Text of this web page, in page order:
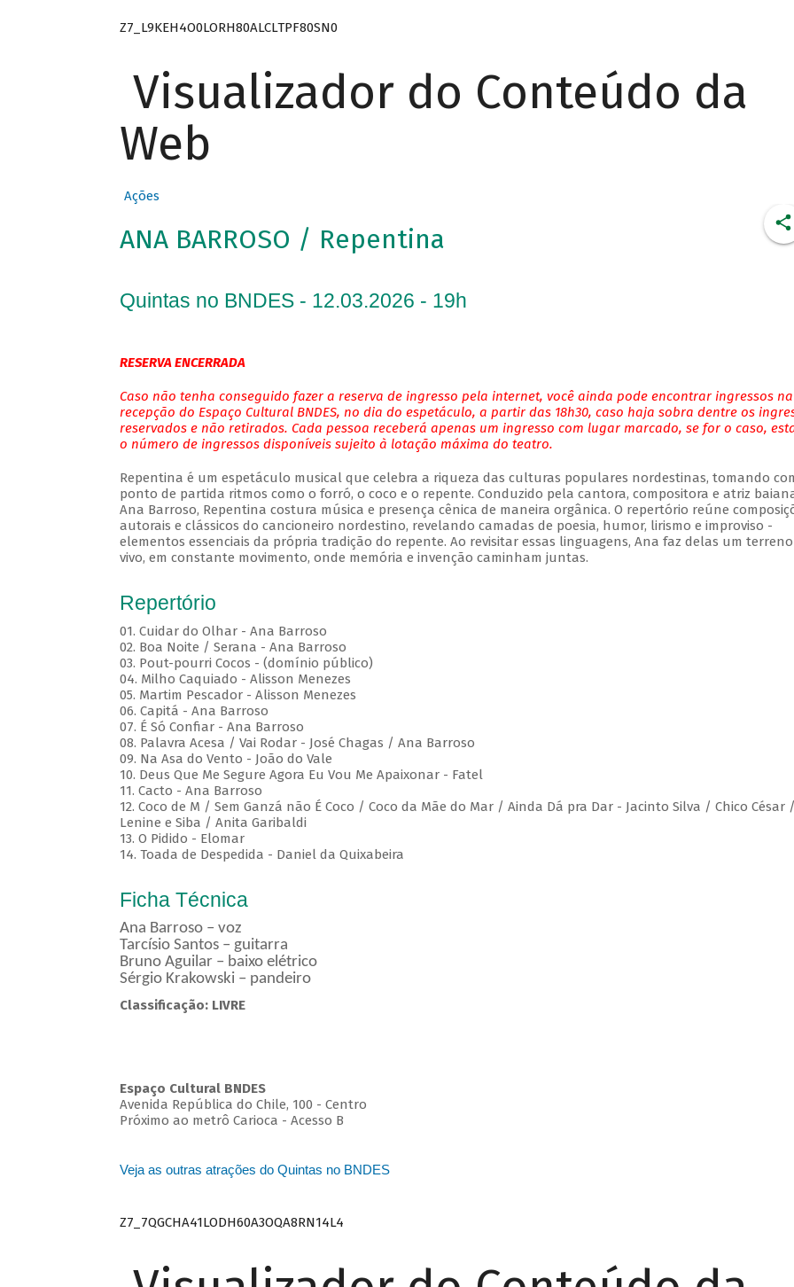
Z7_L9KEH4O0LORH80ALCLTPF80SN0
Visualizador do Conteúdo da
Web
Ações
ANA BARROSO / Repentina
Quintas no BNDES - 12.03.2026 - 19h
RESERVA ENCERRADA
Caso não tenha conseguido fazer a reserva de ingresso pela internet, você ainda pode encontrar ingressos na
recepção do Espaço Cultural BNDES, no dia do espetáculo, a partir das 18h30, caso haja sobra dentre os
reservados e não retirados. Cada pessoa receberá apenas um ingresso com lugar marcado, se for o caso,
o número de ingressos disponíveis sujeito à lotação máxima do teatro.
Repentina é um espetáculo musical que celebra a riqueza das culturas populares nordestinas, tomando
ponto de partida ritmos como o forró, o coco e o repente. Conduzido pela cantora, compositora e atriz
Ana Barroso, Repentina costura música e presença cênica de maneira orgânica. O repertório reúne
autorais e clássicos do cancioneiro nordestino, revelando camadas de poesia, humor, lirismo e improviso -
elementos essenciais da própria tradição do repente. Ao revisitar essas linguagens, Ana faz delas um terreno
vivo, em constante movimento, onde memória e invenção caminham juntas.
Repertório
01. Cuidar do Olhar - Ana Barroso
02. Boa Noite / Serana - Ana Barroso
03. Pout-pourri Cocos - (domínio público)
04. Milho Caquiado - Alisson Menezes
05. Martim Pescador - Alisson Menezes
06. Capitá - Ana Barroso
07. É Só Confiar - Ana Barroso
08. Palavra Acesa / Vai Rodar - José Chagas / Ana Barroso
09. Na Asa do Vento - João do Vale
10. Deus Que Me Segure Agora Eu Vou Me Apaixonar - Fatel
11. Cacto - Ana Barroso
12. Coco de M / Sem Ganzá não É Coco / Coco da Mãe do Mar / Ainda Dá pra Dar - Jacinto Silva / Chico César /
Lenine e Siba / Anita Garibaldi
13. O Pidido - Elomar
14. Toada de Despedida - Daniel da Quixabeira
Ficha Técnica
Ana Barroso – voz
Tarcísio Santos – guitarra
Bruno Aguilar – baixo elétrico
Sérgio Krakowski – pandeiro
Classificação: LIVRE
Espaço Cultural BNDES
Avenida República do Chile, 100 - Centro
Próximo ao metrô Carioca - Acesso B
Veja as outras atrações do Quintas no BNDES
Z7_7QGCHA41LODH60A3OQA8RN14L4